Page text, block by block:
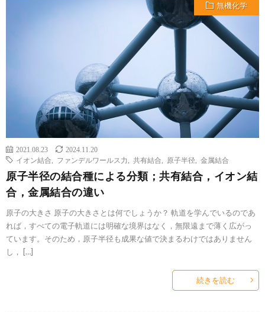
無機化学
2021.08.23
2024.11.20
イオン結合
ファンデルワールス力 共有結合 原子半径 金属結合
原子半径の結合種による分類；共有結合，イオン結
合，金属結合の違い
原子の大きさ 原子の大きさとは何でしょうか？ 軌道を学んでいるのであ
れば，すべての電子軌道には明確な境界はなく，無限遠まで薄く広がっ
ています。そのため，原子半径も成果な値で決まるわけではありません
し， […]
続きを読む